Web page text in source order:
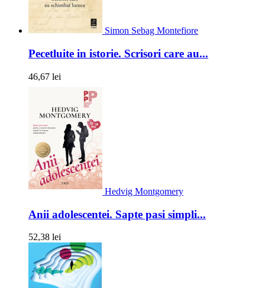
Simon Sebag Montefiore
Pecetluite in istorie. Scrisori care au...
46,67 lei
Hedvig Montgomery
Anii adolescentei. Sapte pasi simpli...
52,38 lei